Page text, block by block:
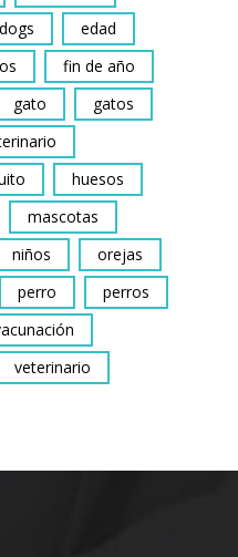
dogs
edad
fin de año
gato
gatos
huesos
mascotas
niños
orejas
perro
perros
veterinario